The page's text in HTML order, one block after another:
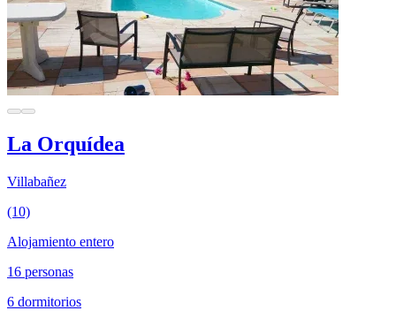
La Orquídea
Villabañez
(10)
Alojamiento entero
16 personas
6 dormitorios